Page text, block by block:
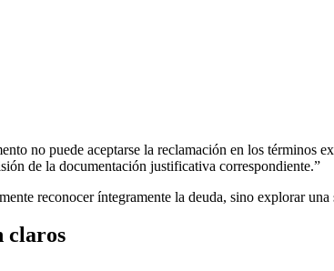
no puede aceptarse la reclamación en los términos
de la documentación justificativa correspondiente.”
reconocer íntegramente la deuda, sino explorar
claros